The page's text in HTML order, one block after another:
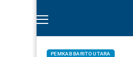
PEMKAB BARITO UTARA